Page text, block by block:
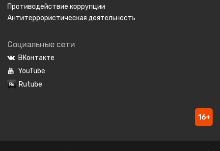
Противодействие коррупции
Антитеррористическая деятельность
Социальные сети
ВКонтакте
YouTube
Rutube
16+